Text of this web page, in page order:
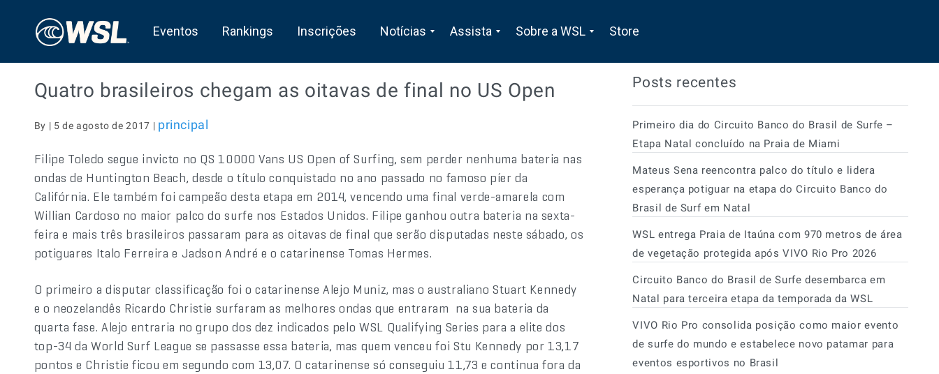
Eventos Rankings Inscrições Notícias Assista Sobre a WSL Store
Quatro brasileiros chegam as oitavas de final no US Open
By | 5 de agosto de 2017 | principal
Filipe Toledo segue invicto no QS 10000 Vans US Open of Surfing, sem perder nenhuma bateria nas
ondas de Huntington Beach, desde o título conquistado no ano passado no famoso píer da
Califórnia. Ele também foi campeão desta etapa em 2014, vencendo uma final verde-amarela com
Willian Cardoso no maior palco do surfe nos Estados Unidos. Filipe ganhou outra bateria na sexta-
feira e mais três brasileiros passaram para as oitavas de final que serão disputadas neste sábado, os
potiguares Italo Ferreira e Jadson André e o catarinense Tomas Hermes.
O primeiro a disputar classificação foi o catarinense Alejo Muniz, mas o australiano Stuart Kennedy
e o neozelandês Ricardo Christie surfaram as melhores ondas que entraram na sua bateria da
quarta fase. Alejo entraria no grupo dos dez indicados pelo WSL Qualifying Series para a elite dos
top-34 da World Surf League se passasse essa bateria, mas quem venceu foi Stu Kennedy por 13,17
pontos e Christie ficou em segundo com 13,07. O catarinense só conseguiu 11,73 e continua fora da
Posts recentes
Primeiro dia do Circuito Banco do Brasil de Surfe –
Etapa Natal concluído na Praia de Miami
Mateus Sena reencontra palco do título e lidera
esperança potiguar na etapa do Circuito Banco do
Brasil de Surf em Natal
WSL entrega Praia de Itaúna com 970 metros de área
de vegetação protegida após VIVO Rio Pro 2026
Circuito Banco do Brasil de Surfe desembarca em
Natal para terceira etapa da temporada da WSL
VIVO Rio Pro consolida posição como maior evento
de surfe do mundo e estabelece novo patamar para
eventos esportivos no Brasil